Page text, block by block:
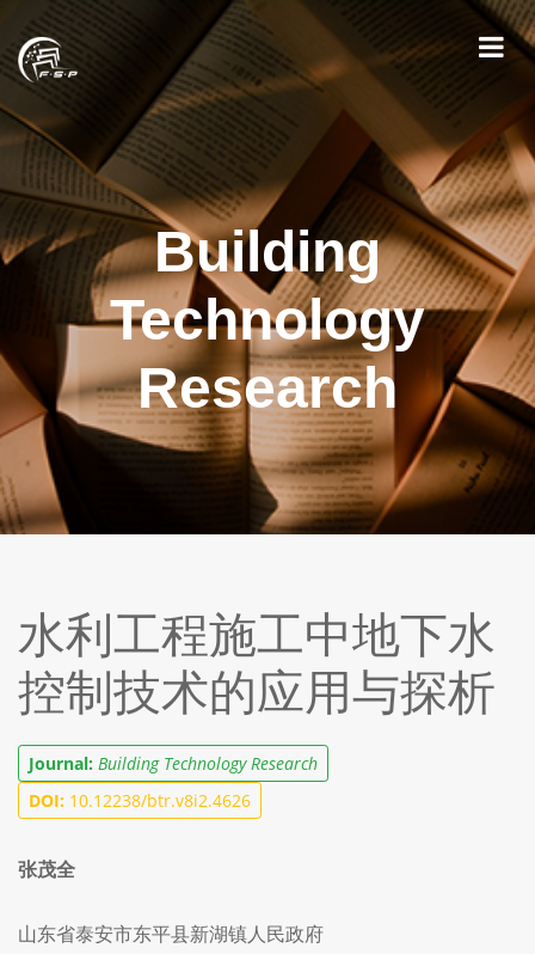
Building
Technology
Research
水利工程施工中地下水
控制技术的应用与探析
Journal: Building Technology Research
DOI: 10.12238/btr.v8i2.4626
张茂全
山东省泰安市东平县新湖镇人民政府